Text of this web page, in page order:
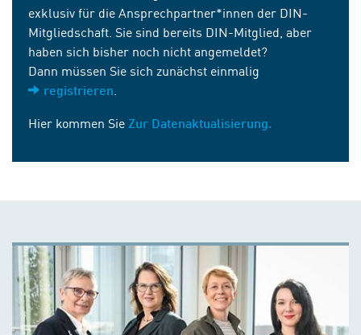
exklusiv für die Ansprechpartner*innen der DIN-
Mitgliedschaft. Sie sind bereits DIN-Mitglied, aber
haben sich bisher noch nicht angemeldet?
Dann müssen Sie sich zunächst einmalig
registrieren
Hier kommen Sie Zur Datenaktualisierung.